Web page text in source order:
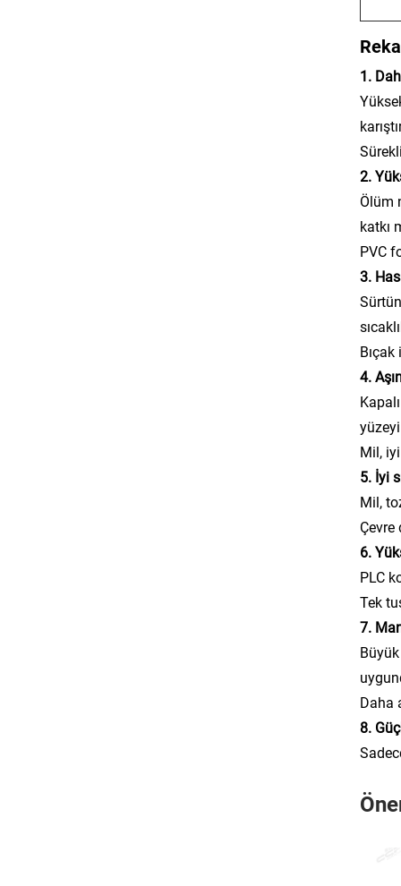
1.
2.
Ölüm
katkı
PVC
3.
4.
Mil,
5. İyi
Mil,
6.
PLC
Tek
7.
Daha
8.